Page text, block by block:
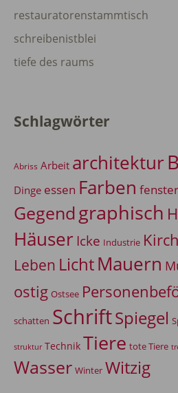
restauratorenstammtisch
schreibenistblei
tiefe des raums
Schlagwörter
Abriss Arbeit architektur
Dinge essen Farben fenster
Gegendgraphisch
Häuser Icke Industrie
Leben LichtMauern
ostig Ostsee
schatten SchriftSpiegel
struktur Technik Tiere tote Tiere
Wasser Winter Witzig